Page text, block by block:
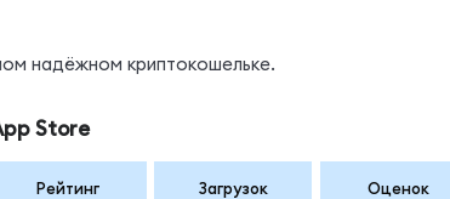
надёжном криптокошельке.
Store
Рейтинг Загрузок Оценок